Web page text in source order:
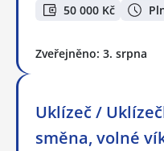
50 000 Kč
Zveřejněno: 3. srpna
Uklízeč /
směna, volné